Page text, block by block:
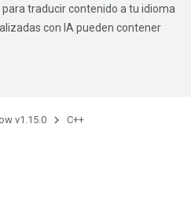
traducir contenido a tu idioma
con IA pueden contener
v1.15.0 C++